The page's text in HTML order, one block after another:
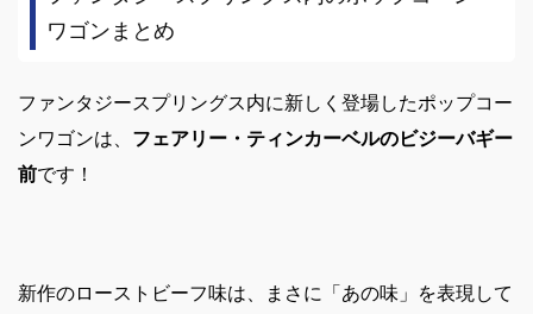
ワゴンまとめ
ファンタジースプリングス内に新しく登場したポップコー
ンワゴンは、 フェアリー・ティンカーベルのビジーバギー
前です！
新作のローストビーフ味は、まさに「あの味」を表現して